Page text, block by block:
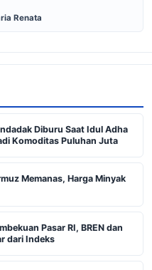
Renata
Diburu Saat Idul Adha
Komoditas Puluhan Juta
Memanas, Harga Minyak
Pasar RI, BREN dan
dari Indeks